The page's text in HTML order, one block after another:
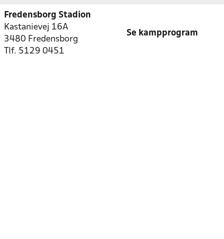
Fredensborg Stadion
Kastanievej 16A
3480 Fredensborg
Tlf. 5129 0451
Se kampprogram